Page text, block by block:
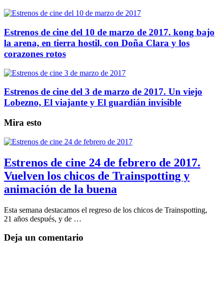
Estrenos de cine del 10 de marzo de 2017. kong bajo
la arena, en tierra hostil, con Doña Clara y los
corazones rotos
Estrenos de cine del 3 de marzo de 2017. Un viejo
Lobezno, El viajante y El guardián invisible
Mira esto
Estrenos de cine 24 de febrero de 2017.
Vuelven los chicos de Trainspotting y
animación de la buena
Esta semana destacamos el regreso de los chicos de Trainspotting,
21 años después, y de …
Deja un comentario